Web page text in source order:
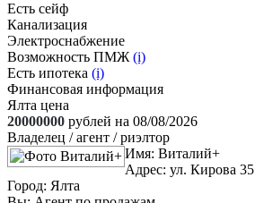
Есть сейф
Канализация
Электроснабжение
Возможность ПМЖ (i)
Есть ипотека (i)
Финансовая информация
Ялта цена
20000000 рублей на 08/08/2026
Владелец / агент / риэлтор
Имя: Виталий+
Адрес: ул. Кирова 35
Город: Ялта